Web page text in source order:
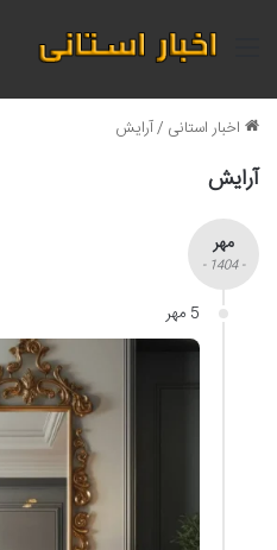
منو
اخبار استانی /آرایش
آرایش
مهر
- 1404 -
5 مهر